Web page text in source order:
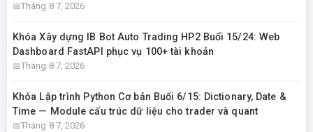
Tháng 8 7, 2026
Khóa Xây dựng IB Bot Auto Trading HP2 Buổi 15/24: Web
Dashboard FastAPI phục vụ 100+ tài khoản
Tháng 8 7, 2026
Khóa Lập trình Python Cơ bản Buổi 6/15: Dictionary, Date &
Time — Module cấu trúc dữ liệu cho trader và quant
Tháng 8 7, 2026